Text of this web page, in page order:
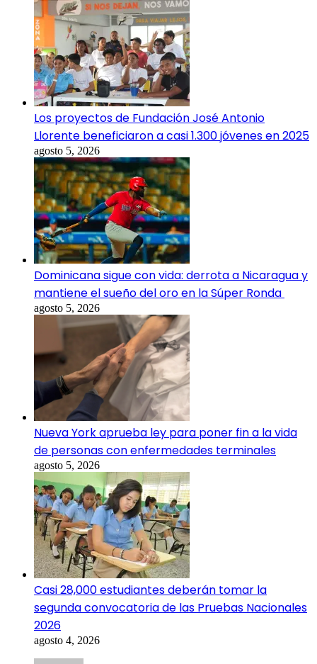
Los proyectos de Fundación José Antonio
Llorente beneficiaron a casi 1.300 jóvenes en 2025
agosto 5, 2026
Dominicana sigue con vida: derrota a Nicaragua y
mantiene el sueño del oro en la Súper Ronda
agosto 5, 2026
Nueva York aprueba ley para poner fin a la vida
de personas con enfermedades terminales
agosto 5, 2026
Casi 28,000 estudiantes deberán tomar la
segunda convocatoria de las Pruebas Nacionales
2026
agosto 4, 2026